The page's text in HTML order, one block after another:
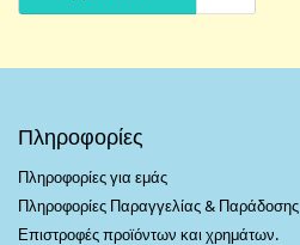
Πληροφορίες
Πληροφορίες για εμάς
Πληροφορίες Παραγγελίας & Παράδοσης
Επιστροφές προϊόντων και χρημάτων.